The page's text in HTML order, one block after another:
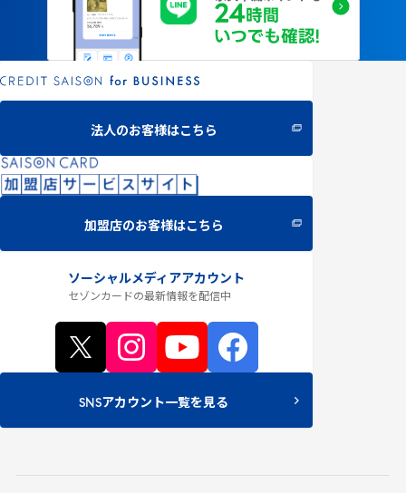
法人のお客様はこちら
加盟店のお客様はこちら
ソーシャルメディアアカウント
セゾンカードの最新情報を配信中
SNSアカウント一覧を見る